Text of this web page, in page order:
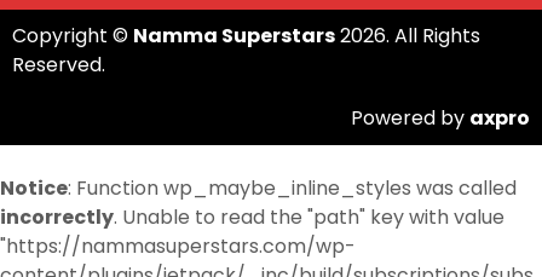
Copyright © Namma Superstars2026. All Rights
Reserved.
Powered by axpro
Notice: Function wp_maybe_inline_styles was called
incorrectly. Unable to read the "path" key with value
"https://nammasuperstars.com/wp-